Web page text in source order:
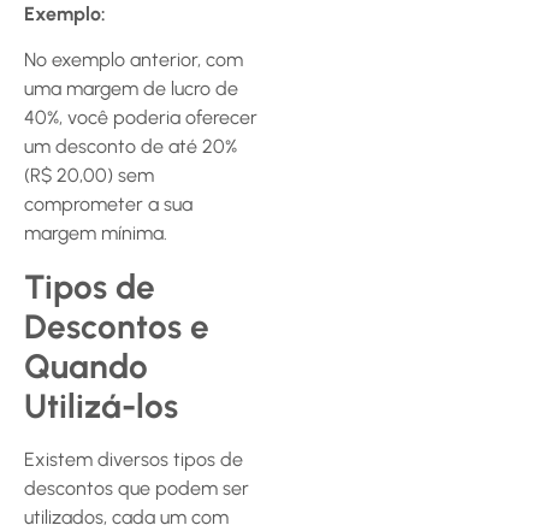
Exemplo:
No exemplo anterior, com
uma margem de lucro de
40%, você poderia oferecer
um desconto de até 20%
(R$ 20,00) sem
comprometer a sua
margem mínima.
Tipos de
Descontos e
Quando
Utilizá-los
Existem diversos tipos de
descontos que podem ser
utilizados, cada um com